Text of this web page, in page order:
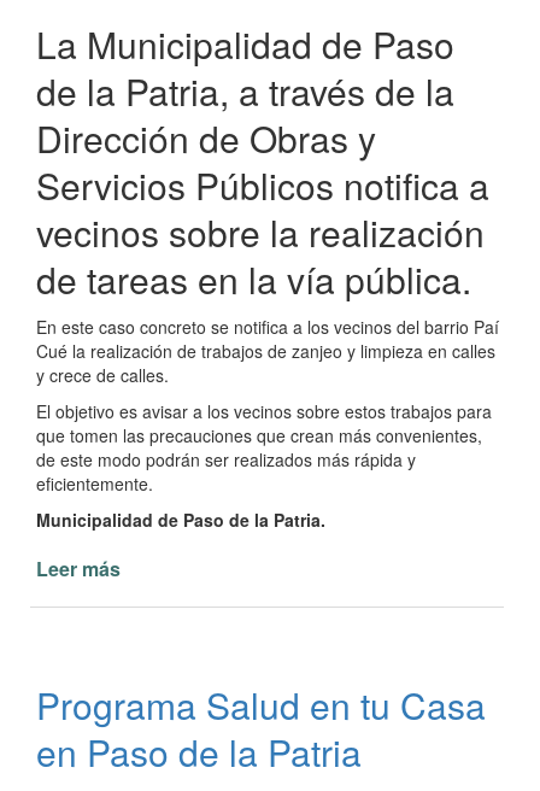
Celíacos
La Municipalidad de Paso
de la Patria, a través de la
Dirección de Obras y
Servicios Públicos notifica a
vecinos sobre la realización
de tareas en la vía pública.
En este caso concreto se notifica a los vecinos del barrio Paí
Cué la realización de trabajos de zanjeo y limpieza en calles
y crece de calles.
El objetivo es avisar a los vecinos sobre estos trabajos para
que tomen las precauciones que crean más convenientes,
de este modo podrán ser realizados más rápida y
eficientemente.
Municipalidad de Paso de la Patria.
Leer más
de
realización
de
Programa Salud en tu Casa
en Paso de la Patria